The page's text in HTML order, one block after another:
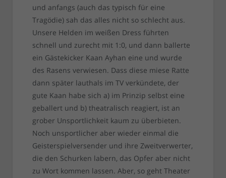
und anfangs (auch das typisch für eine
Tragödie) sah das alles nicht so schlecht aus.
Unsere Helden im weißen Dress führten
schnell und zurecht mit 1:0, und dann ballerte
ein Gästekicker Kaan Ayhan eine und wurde
des Rasens verwiesen. Dass diese miese Ratte
dann später lauthals im TV verkündete, der
gute Kaan habe sich a) im Prinzip selbst eine
geballert und b) theatralisch reagiert, ist an
grober Unsportlichkeit kaum zu überbieten.
Noch unsportlicher aber wieder einmal die
Geisterspielversender und ihre Zweitverwerter,
die den Schurken labern, das Opfer aber nicht
zu Wort kommen lassen. Aber, so geht Theater